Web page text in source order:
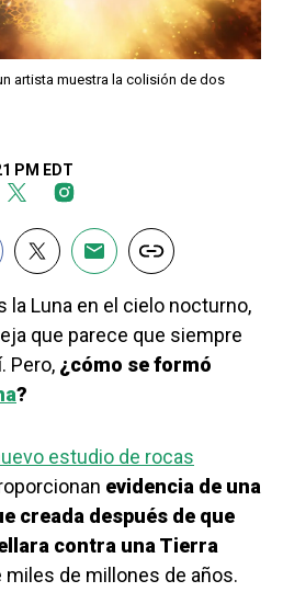
artista muestra la colisión de dos
PM EDT
la Luna en el cielo nocturno,
que parece que siempre
Pero, ¿cómo se formó
?
estudio de rocas
evidencia de una
creada después de que
contra una Tierra
miles de millones de años.